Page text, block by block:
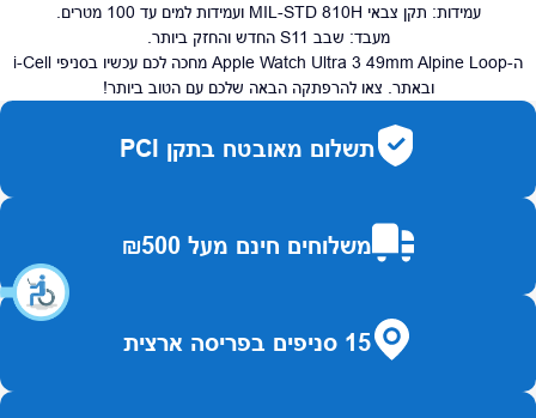
עמידות: תקן צבאי MIL-STD 810H ועמידות למים עד 100 מטרים.
מעבד: שבב S11 החדש והחזק ביותר.
ה-Apple Watch Ultra 3 49mm Alpine Loop מחכה לכם עכשיו בסניפי i-Cell
ובאתר. צאו להרפתקה הבאה שלכם עם הטוב ביותר!
תשלום מאובטח בתקן PCI
משלוחים חינם מעל ₪500
15 סניפים בפריסה ארצית